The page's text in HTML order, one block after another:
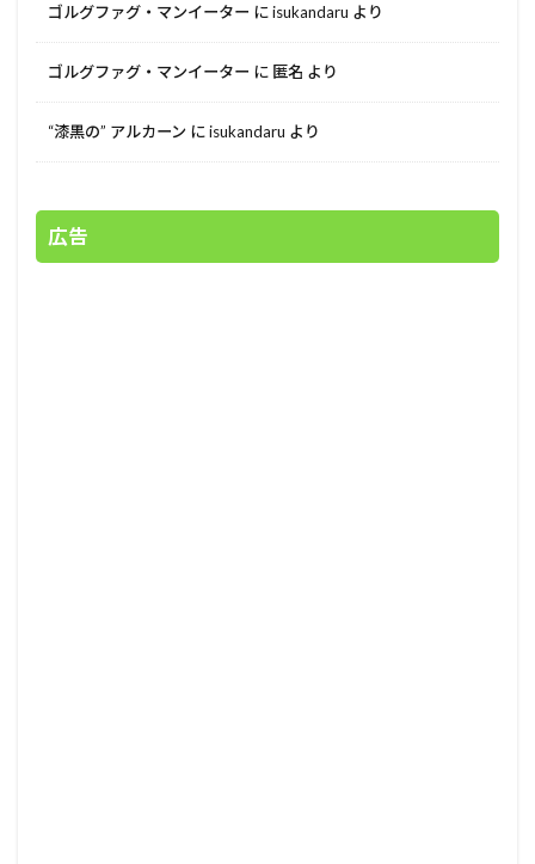
ゴルグファグ・マンイーター にisukandaru より
ゴルグファグ・マンイーター に 匿名 より
“漆黒の” アルカーン にisukandaru より
広告